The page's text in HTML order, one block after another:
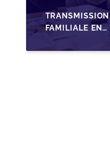
TRANSMISSION
FAMILIALE EN
WALLONIE :
NOUVELLES